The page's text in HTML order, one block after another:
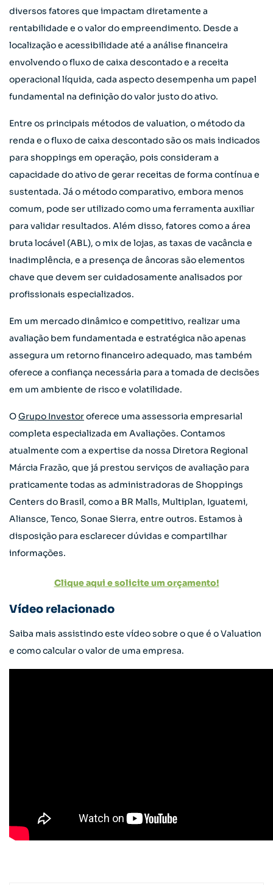
diversos fatores que impactam diretamente a
rentabilidade e o valor do empreendimento. Desde a
localização e acessibilidade até a análise financeira
envolvendo o fluxo de caixa descontado e a receita
operacional líquida, cada aspecto desempenha um papel
fundamental na definição do valor justo do ativo.
Entre os principais métodos de valuation, o método da
renda e o fluxo de caixa descontado são os mais indicados
para shoppings em operação, pois consideram a
capacidade do ativo de gerar receitas de forma contínua e
sustentada. Já o método comparativo, embora menos
comum, pode ser utilizado como uma ferramenta auxiliar
para validar resultados. Além disso, fatores como a área
bruta locável (ABL), o mix de lojas, as taxas de vacância e
inadimplência, e a presença de âncoras são elementos
chave que devem ser cuidadosamente analisados por
profissionais especializados.
Em um mercado dinâmico e competitivo, realizar uma
avaliação bem fundamentada e estratégica não apenas
assegura um retorno financeiro adequado, mas também
oferece a confiança necessária para a tomada de decisões
em um ambiente de risco e volatilidade.
OGrupo Investoroferece uma assessoria empresarial
completa especializada em Avaliações. Contamos
atualmente com a expertise da nossa Diretora Regional
Márcia Frazão, que já prestou serviços de avaliação para
praticamente todas as administradoras de Shoppings
Centers do Brasil, como a BR Malls, Multiplan, Iguatemi,
Aliansce, Tenco, Sonae Sierra, entre outros. Estamos à
disposição para esclarecer dúvidas e compartilhar
informações.
Clique aqui e solicite um orçamento!
Vídeo relacionado
Saiba mais assistindo este vídeo sobre o que é o Valuation
e como calcular o valor de uma empresa.